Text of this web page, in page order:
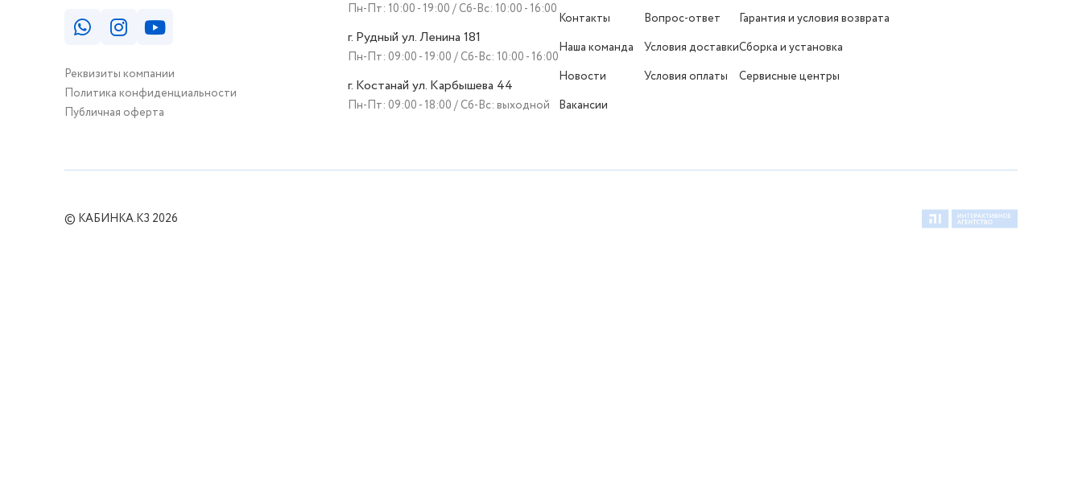
Реквизиты компании
Политика конфиденциальности
Публичная оферта
Пн-Пт: 10:00 - 19:00 / Сб-Вс: 10:00 - 16:00
г. Рудный ул. Ленина 181
Пн-Пт: 09:00 - 19:00 / Сб-Вс: 10:00 - 16:00
г. Костанай ул. Карбышева 44
Пн-Пт: 09:00 - 18:00 / Сб-Вс: выходной
Контакты
Наша команда
Новости
Вакансии
Вопрос-ответ
Условия доставки
Условия оплаты
Гарантия и условия возврата
Сборка и установка
Сервисные центры
© КАБИНКА.КЗ 2026